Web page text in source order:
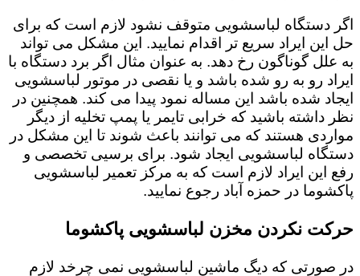
اگر دستگاه لباسشویی متوقف نشود لازم است که برای
حل این ایراد سریع تر اقدام نمایید. این مشکل می تواند
به علل گوناگون رخ دهد. به عنوان مثال اگر برد دستگاه با
ایراد رو به رو شده باشد و یا نقصی در موتور لباسشویی
ایجاد شده باشد این مساله نمود پیدا می کند. همچنین در
نظر داشته باشید که خرابی تایمر یا پمپ تخلیه از دیگر
مواردی هستند که می توانند باعث شوند تا این مشکل در
دستگاه لباسشویی ایجاد شود. برای برسیی تخصصی و
رفع این ایراد لازم است که به مرکز تعمیر لباسشویی
پاکشوما در حمزه آباد رجوع نمایید.
حرکت نکردن مخزن لباسشویی پاکشوما
در صورتی که دیگ ماشین لباسشویی نمی چرخد لازم